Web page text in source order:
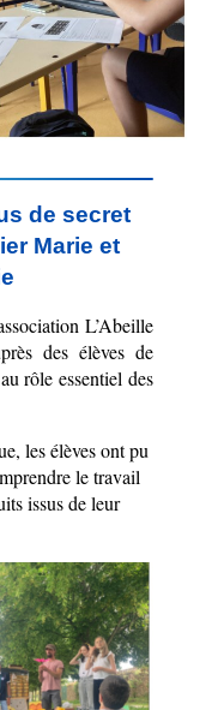
de secret
Marie et
L’Abeille
des élèves de
rôle essentiel des
les élèves ont pu
le travail
issus de leur